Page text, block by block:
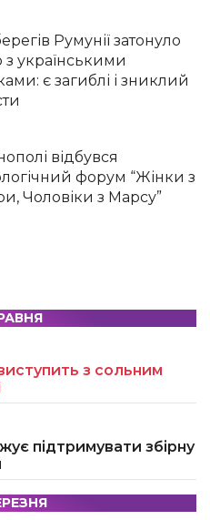
Румунії затонуло
з українськими
є загиблі і зниклий
відбувся
форум “Жінки з
Чоловіки з Марсу”
з сольним
підтримувати збірну